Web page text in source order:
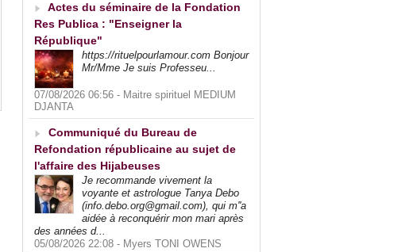
Actes du séminaire de la Fondation
Res Publica : "Enseigner la
République"
https://rituelpourlamour.com Bonjour
Mr/Mme Je suis Professeu...
07/08/2026 06:56 - Maitre spirituel MEDIUM
DJANTA
Communiqué du Bureau de
Refondation républicaine au sujet de
l'affaire des Hijabeuses
Je recommande vivement la
voyante et astrologue Tanya Debo
(info.debo.org@gmail.com), qui m''a
aidée à reconquérir mon mari après
des années d...
05/08/2026 22:08 - Myers TONI OWENS